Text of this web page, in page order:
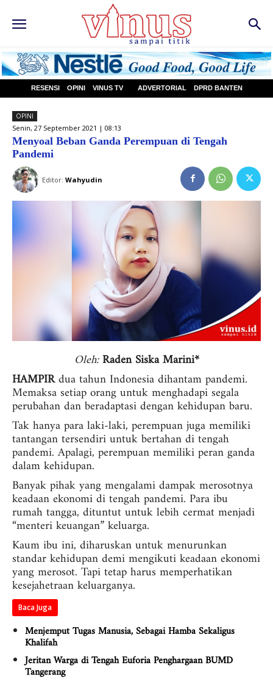
RESENSI OPINI VINUS TV ADVERTORIAL DPRD BANTEN
OPINI
Senin, 27 September 2021 | 08:13
Menyoal Beban Ganda Perempuan di Tengah
Pandemi
Editor: Wahyudin
Oleh:Raden Siska Marini*
HAMPIRdua tahun Indonesia dihantam pandemi.
Memaksa setiap orang untuk menghadapi segala
perubahan dan beradaptasi dengan kehidupan baru.
Tak hanya para laki-laki, perempuan juga memiliki
tantangan tersendiri untuk bertahan di tengah
pandemi. Apalagi, perempuan memiliki peran ganda
dalam kehidupan.
Banyak pihak yang mengalami dampak merosotnya
keadaan ekonomi di tengah pandemi. Para ibu
rumah tangga, dituntut untuk lebih cermat menjadi
“menteri keuangan” keluarga.
Kaum ibu ini, diharuskan untuk menurunkan
standar kehidupan demi mengikuti keadaan ekonomi
yang merosot. Tapi tetap harus memperhatikan
kesejahetraan keluarganya.
Baca Juga
Menjemput Tugas Manusia, Sebagai Hamba Sekaligus
Khalifah
Jeritan Warga di Tengah Euforia Penghargaan BUMD
Tangerang